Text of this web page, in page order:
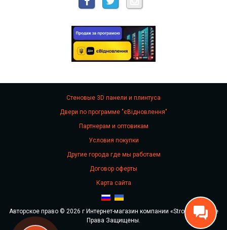
Стеновые 3D панели и плинтуса
Двери по программе "єВідновлення"
Партнерам и оптовикам
Условия покупки
Другие города где мы работаем
Договор оферты
Карта сайта
Авторское право © 2026 г Интернет-магазин компании «Stroy Stok». Все
Права Защищены.